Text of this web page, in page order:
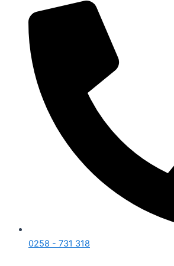
0258 - 731 318